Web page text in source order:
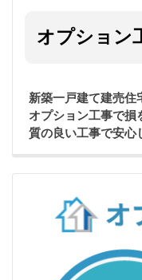
オプション
新築一戸建て建売住
オプション工事で損
質の良い工事で安心